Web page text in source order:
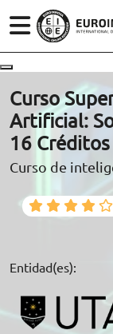
ÁREAS
ESTUDIOS
CONOCE
BECAS Y
RECURSOS
ARTÍCULOS
(+34)958 050
900 831 200
TRABAJA CON
Curso
Artificial:
16 Créditos
Curso de
Entidad(es):